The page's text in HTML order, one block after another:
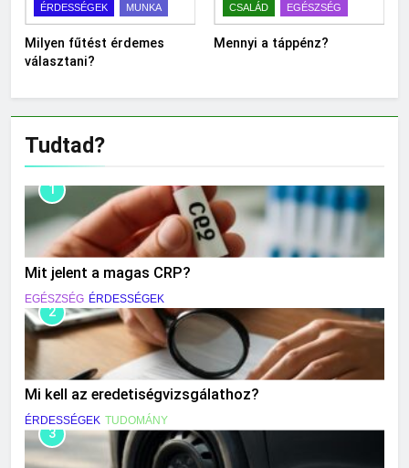
ÉRDESSÉGEK MUNKA
Milyen fűtést érdemes
választani?
CSALÁD EGÉSZSÉG
Mennyi a táppénz?
Tudtad?
1
Mit jelent a magas CRP?
EGÉSZSÉG ÉRDESSÉGEK
2
Mi kell az eredetiségvizsgálathoz?
ÉRDESSÉGEK TUDOMÁNY
3